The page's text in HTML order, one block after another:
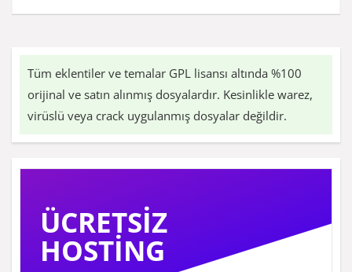
Tüm eklentiler ve temalar GPL lisansı altında %100
orijinal ve satın alınmış dosyalardır. Kesinlikle warez,
virüslü veya crack uygulanmış dosyalar değildir.
ÜCRETSIZ
HOSTING